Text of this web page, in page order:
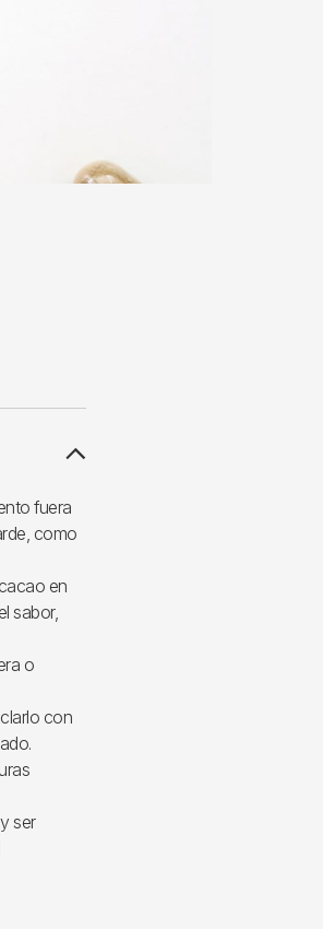
fuera
como
en
sabor,
o
con
ser